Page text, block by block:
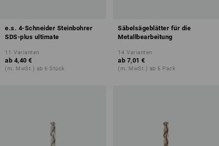
e.s. 4-Schneider Steinbohrer
SDS-plus ultimate
11 Varianten
ab 4,40 €
(m. MwSt.) ab 6 Stück
Säbelsägeblätter für die
Metallbearbeitung
14 Varianten
ab 7,01 €
(m. MwSt.) ab 6 Pack